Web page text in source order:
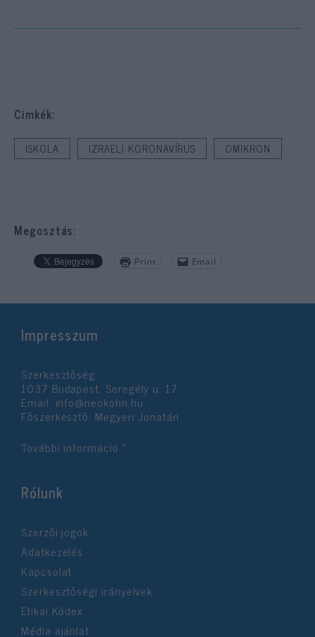
Cimkék:
ISKOLA IZRAELI KORONAVÍRUS OMIKRON
Megosztás:
Print Email
Impresszum
Szerkesztőség:
1037 Budapest, Seregély u. 17.
Email: info@neokohn.hu
Főszerkesztő: Megyeri Jonatán
További információ »
Rólunk
Szerzői jogok
Adatkezelés
Kapcsolat
Szerkesztőségi irányelvek
Etikai Kódex
Média ajánlat